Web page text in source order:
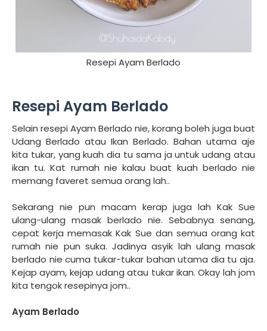
Resepi Ayam Berlado
Resepi Ayam Berlado
Selain resepi Ayam Berlado nie, korang boleh juga buat
Udang Berlado atau Ikan Berlado. Bahan utama aje
kita tukar, yang kuah dia tu sama ja untuk udang atau
ikan tu. Kat rumah nie kalau buat kuah berlado nie
memang faveret semua orang lah..
Sekarang nie pun macam kerap juga lah Kak Sue
ulang-ulang masak berlado nie. Sebabnya senang,
cepat kerja memasak Kak Sue dan semua orang kat
rumah nie pun suka. Jadinya asyik lah ulang masak
berlado nie cuma tukar-tukar bahan utama dia tu aja.
Kejap ayam, kejap udang atau tukar ikan. Okay lah jom
kita tengok resepinya jom..
Ayam Berlado